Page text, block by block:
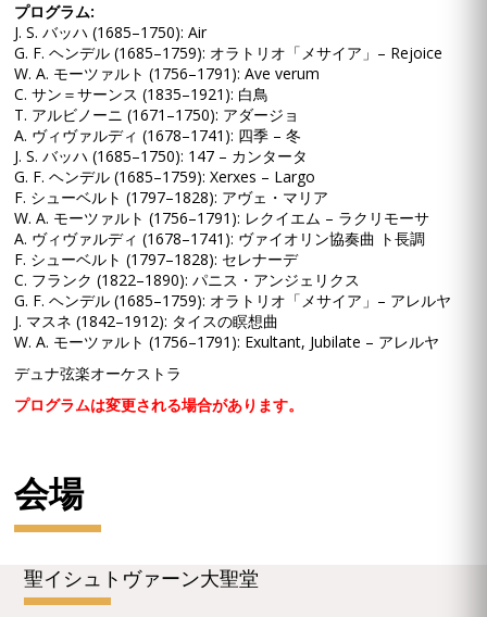
プログラム:
J. S. バッハ (1685–1750): Air
G. F. ヘンデル (1685–1759): オラトリオ「メサイア」– Rejoice
W. A. モーツァルト (1756–1791): Ave verum
C. サン＝サーンス (1835–1921): 白鳥
T. アルビノーニ (1671–1750): アダージョ
A. ヴィヴァルディ (1678–1741): 四季 – 冬
J. S. バッハ (1685–1750): 147 – カンタータ
G. F. ヘンデル (1685–1759): Xerxes – Largo
F. シューベルト (1797–1828): アヴェ・マリア
W. A. モーツァルト (1756–1791): レクイエム – ラクリモーサ
A. ヴィヴァルディ (1678–1741): ヴァイオリン協奏曲 ト長調
F. シューベルト (1797–1828): セレナーデ
C. フランク (1822–1890): パニス・アンジェリクス
G. F. ヘンデル (1685–1759): オラトリオ「メサイア」– アレルヤ
J. マスネ (1842–1912): タイスの瞑想曲
W. A. モーツァルト (1756–1791): Exultant, Jubilate – アレルヤ
デュナ弦楽オーケストラ
プログラムは変更される場合があります。
会場
聖イシュトヴァーン大聖堂